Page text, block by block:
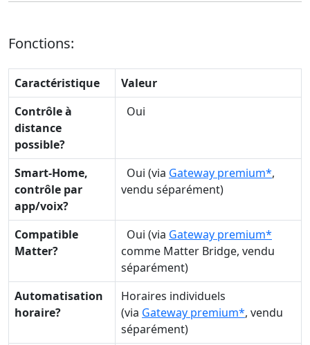
Fonctions:
Caractéristique
Valeur
Contrôle à
distance
possible?
Oui
Smart-Home,
contrôle par
app/voix?
Oui (via Gateway premium*,
vendu séparément)
Compatible
Matter?
Oui (via Gateway premium*
comme Matter Bridge, vendu
séparément)
Automatisation
horaire?
Horaires individuels
(via Gateway premium*, vendu
séparément)